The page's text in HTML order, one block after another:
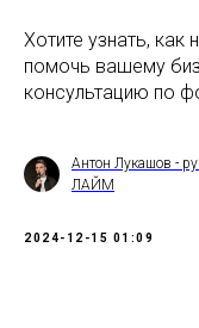
Хотите узнать,
помочь вашему
консультацию по
Антон Лукашов -
ЛАЙМ
2024-12-15 01:09